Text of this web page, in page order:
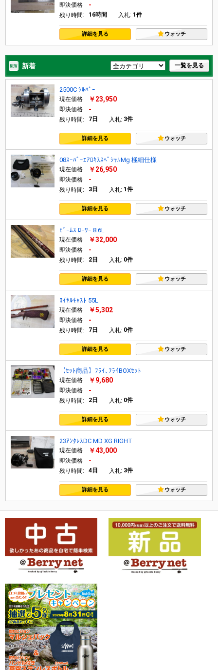
即決価格 -
残り時間: 16時間 入札: 1件
詳細を見る ウォッチ
新着 一覧を見る
2500C ｼﾙﾊﾞｰ
現在価格 ￥23,950
即決価格 -
残り時間: 7日 入札: 3件
詳細を見る ウォッチ
08ｽｰﾊﾟｰｴｱﾛｷｽｽﾍﾟｼｬﾙMg 極細仕様
現在価格 ￥26,950
即決価格 -
残り時間: 3日 入札: 1件
詳細を見る ウォッチ
ﾋﾞｰﾑｽ ﾛｰﾜｰ 8.6L
現在価格 ￥32,000
即決価格 -
残り時間: 2日 入札: 0件
詳細を見る ウォッチ
ﾛｲﾔﾙｷｬｽﾄ 55L
現在価格 ￥5,302
即決価格 -
残り時間: 7日 入札: 0件
詳細を見る ウォッチ
【ｾｯﾄ商品】ﾌﾗｲ､ﾌﾗｲBOXｾｯﾄ
現在価格 ￥9,680
即決価格 -
残り時間: 2日 入札: 0件
詳細を見る ウォッチ
23ｱﾝﾀﾚｽDC MD XG RIGHT
現在価格 ￥43,000
即決価格 -
残り時間: 4日 入札: 3件
詳細を見る ウォッチ